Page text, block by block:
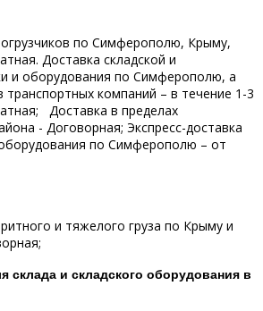
по Симферополю, Крыму,
Доставка складской и
и оборудования по Симферополю, а
компаний – в течение 1-3
Доставка в пределах
- Договорная; Экспресс-доставка
по Симферополю – от
и тяжелого груза по Крыму и
склада и складского оборудования в